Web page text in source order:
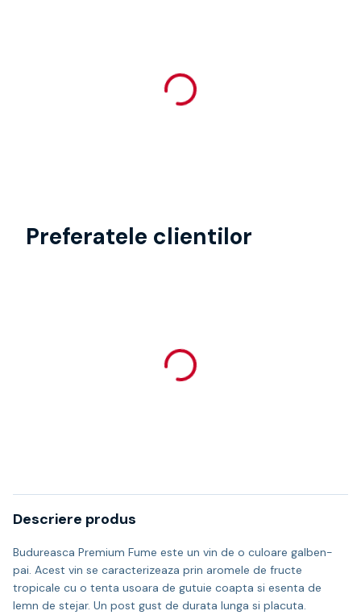
Preferatele clientilor
Descriere produs
Budureasca Premium Fume este un vin de o culoare galben-
pai. Acest vin se caracterizeaza prin aromele de fructe
tropicale cu o tenta usoara de gutuie coapta si esenta de
lemn de stejar. Un post gust de durata lunga si placuta.